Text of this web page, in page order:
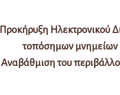
Προκήρυξη Ηλεκτρονικού
τοπόσημων μνημείων
Αναβάθμιση του